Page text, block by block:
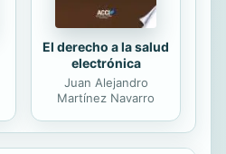
El derecho a la salud
electrónica
Juan Alejandro
Martínez Navarro